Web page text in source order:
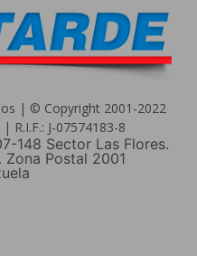
| © Copyright 2001-2022
R.I.F.: J-07574183-8
148 Sector Las Flores.
Zona Postal 2001